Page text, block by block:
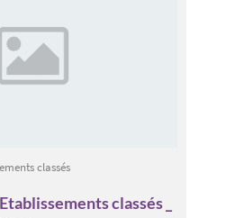
classés
classés _